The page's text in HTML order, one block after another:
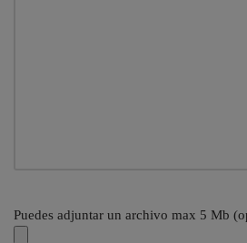
Puedes adjuntar un archivo max 5 Mb